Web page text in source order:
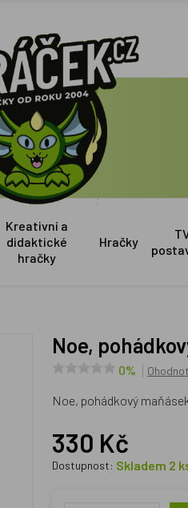
Kreativní a
didaktické
hračky
Hračky
Noe,
0%
Noe, pohádkový
330 Kč
Dostupnost: Skladem 2